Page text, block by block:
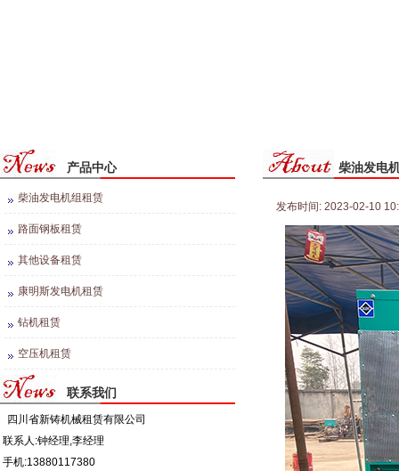
产品中心
柴油发电机组租赁
路面钢板租赁
其他设备租赁
康明斯发电机租赁
钻机租赁
空压机租赁
联系我们
四川省新铸机械租赁有限公司
联系人:钟经理,李经理
手机:13880117380
柴油发电
发布时间: 2023-02-10